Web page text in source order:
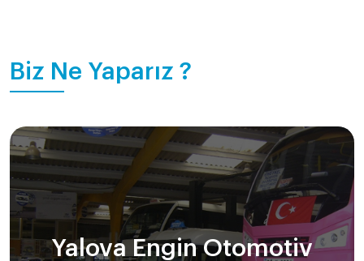
Biz Ne Yaparız ?
Yalova Engin Otomotiv